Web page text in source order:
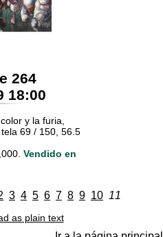
264
18:00
y la furia,
69 / 150, 56.5
Vendido en
3 4 5 6 7 8 9 10 11
as plain text